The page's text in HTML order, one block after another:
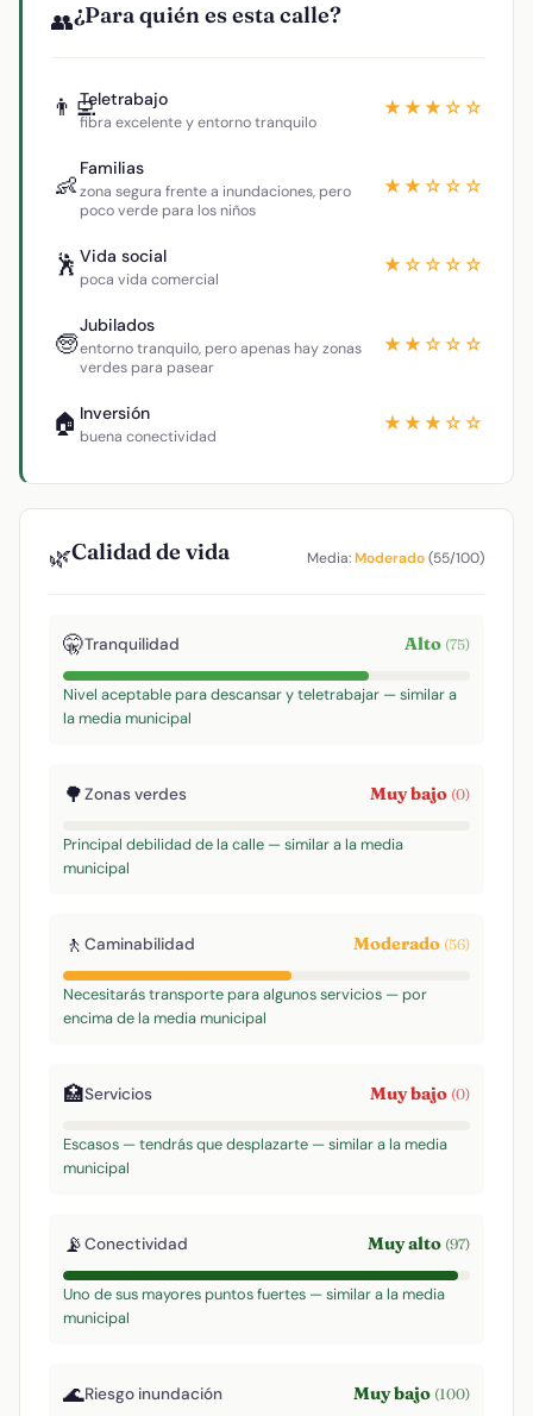
👥¿Para quién es esta calle?
👨‍💻Teletrabajo
fibra excelente y entorno tranquilo
★★★☆☆
👶
Familias
zona segura frente a inundaciones, pero
poco verde para los niños
★★☆☆☆
🕺 Vida social
poca vida comercial
★☆☆☆☆
🧓
Jubilados
entorno tranquilo, pero apenas hay zonas
verdes para pasear
★★☆☆☆
🏠 Inversión
buena conectividad
★★★☆☆
🌿Calidad de vida Media:Moderado(55/100)
🤫Tranquilidad Alto (75)
Nivel aceptable para descansar y teletrabajar — similar a
la media municipal
🌳Zonas verdes Muy bajo (0)
Principal debilidad de la calle — similar a la media
municipal
🚶 Caminabilidad Moderado (56)
Necesitarás transporte para algunos servicios — por
encima de la media municipal
🏥Servicios Muy bajo (0)
Escasos — tendrás que desplazarte — similar a la media
municipal
📡Conectividad Muy alto (97)
Uno de sus mayores puntos fuertes — similar a la media
municipal
🌊Riesgo inundación Muy bajo (100)